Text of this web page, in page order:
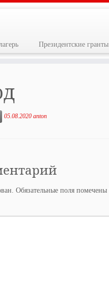
Президентские гранты
05.08.2020 anton
Обязательные поля помечены